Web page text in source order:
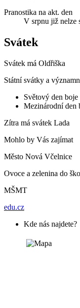
Pranostika na akt. den
V srpnu již nelze
Svátek
Svátek má Oldřiška
Státní svátky a
Světový den
Mezinárodní den
Zítra má svátek Lada
Mohlo by Vás zajímat
Město Nová Včelnice
Ovoce a zelenina do
MŠMT
edu.cz
Kde nás najdete?